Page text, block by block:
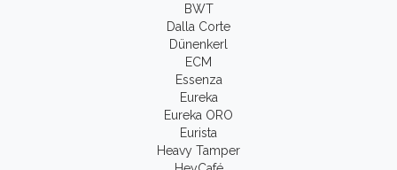
BWT
Dalla Corte
Dünenkerl
ECM
Essenza
Eureka
Eureka ORO
Eurista
Heavy Tamper